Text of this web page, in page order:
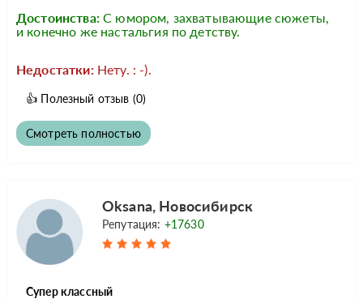
Достоинства: С юмором, захватывающие сюжеты,
и конечно же настальгия по детству.
Недостатки: Нету. : -).
👍 Полезный отзыв (0)
Смотреть полностью
Oksana, Новосибирск
Репутация: +17630
Супер классный